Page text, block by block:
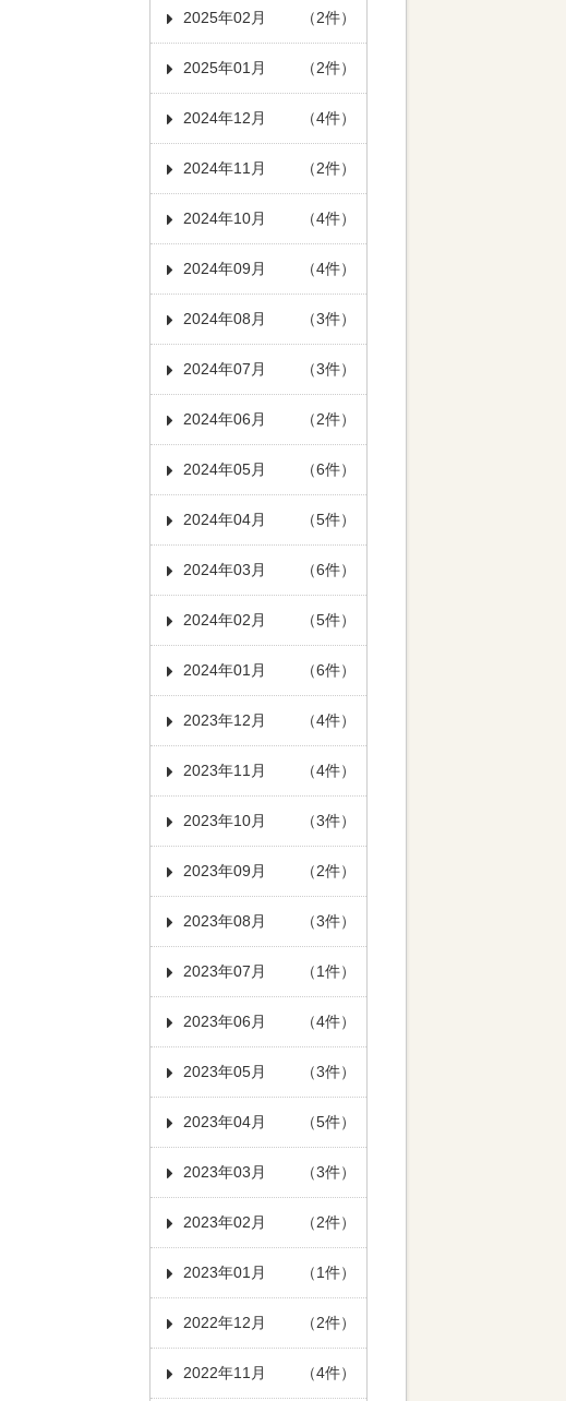
2025年02月 （2件）
2025年01月 （2件）
2024年12月 （4件）
2024年11月 （2件）
2024年10月 （4件）
2024年09月 （4件）
2024年08月 （3件）
2024年07月 （3件）
2024年06月 （2件）
2024年05月 （6件）
2024年04月 （5件）
2024年03月 （6件）
2024年02月 （5件）
2024年01月 （6件）
2023年12月 （4件）
2023年11月 （4件）
2023年10月 （3件）
2023年09月 （2件）
2023年08月 （3件）
2023年07月 （1件）
2023年06月 （4件）
2023年05月 （3件）
2023年04月 （5件）
2023年03月 （3件）
2023年02月 （2件）
2023年01月 （1件）
2022年12月 （2件）
2022年11月 （4件）